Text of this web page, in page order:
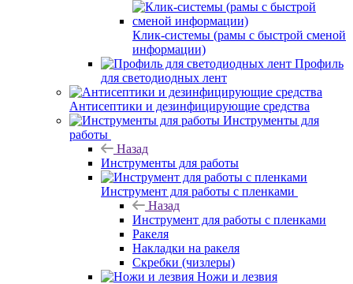
Клик-системы (рамы с быстрой сменой
информации)
Профиль
для светодиодных лент
Антисептики и дезинфицирующие средства
Инструменты для
работы
Назад
Инструменты для работы
Инструмент для работы с пленками
Назад
Инструмент для работы с пленками
Ракеля
Накладки на ракеля
Скребки (чизлеры)
Ножи и лезвия